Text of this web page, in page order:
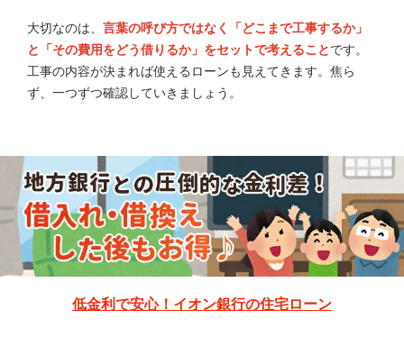
大切なのは、 言葉の呼び方ではなく「どこまで工事するか」
と「その費用をどう借りるか」をセットで考えること です。
工事の内容が決まれば使えるローンも見えてきます。焦ら
ず、一つずつ確認していきましょう。
低金利で安心！イオン銀行の住宅ローン